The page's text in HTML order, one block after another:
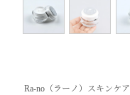
Ra-no（ラーノ）スキンケア